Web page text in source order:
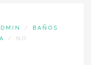
/ BAÑOS
/ NO